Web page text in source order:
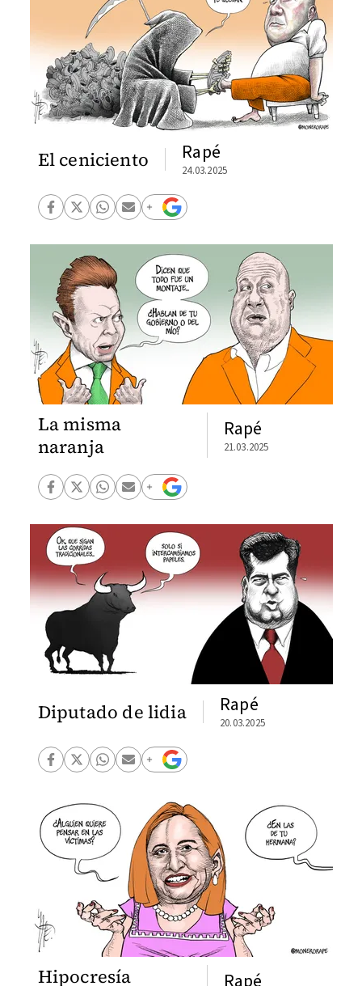
El ceniciento Rapé
24.03.2025
La misma
naranja
Rapé
21.03.2025
Diputado de lidia Rapé
20.03.2025
Hipocresía Rapé